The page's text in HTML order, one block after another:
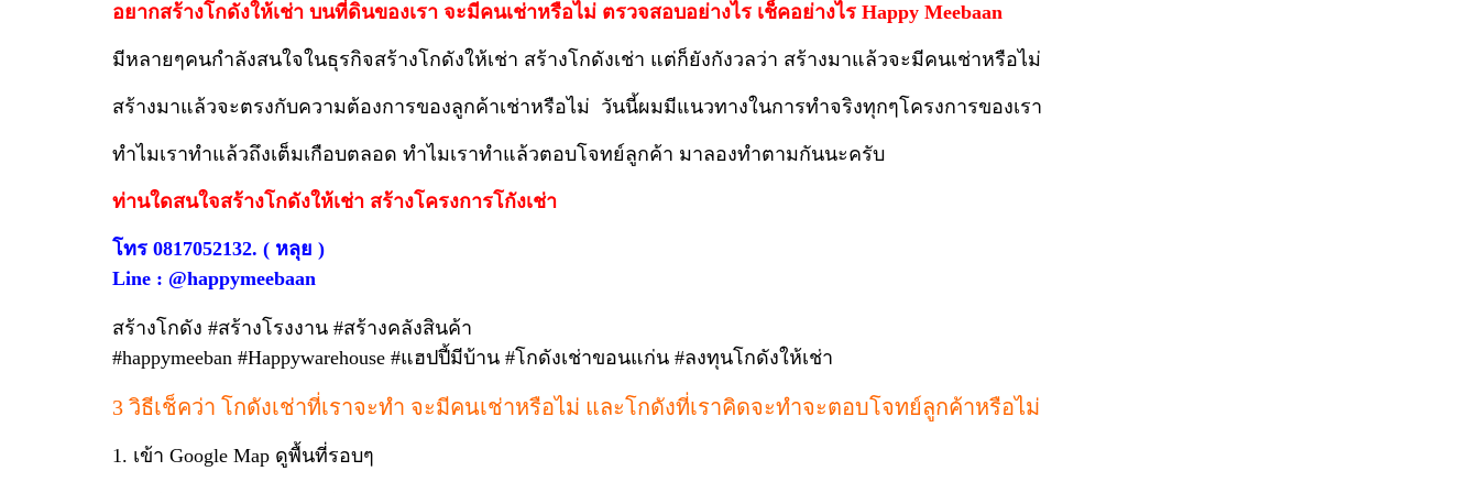
อยากสร้างโกดังให้เช่า บนที่ดินของเรา จะมีคนเช่าหรือไม่ ตรวจสอบอย่างไร เช็คอย่างไร Happy Meebaan
มีหลายๆคนกำลังสนใจในธุรกิจสร้างโกดังให้เช่า สร้างโกดังเช่า แต่ก็ยังกังวลว่า สร้างมาแล้วจะมีคนเช่าหรือไม่
สร้างมาแล้วจะตรงกับความต้องการของลูกค้าเช่าหรือไม่ วันนี้ผมมีแนวทางในการทำจริงทุกๆโครงการของเรา
ทำไมเราทำแล้วถึงเต็มเกือบตลอด ทำไมเราทำแล้วตอบโจทย์ลูกค้า มาลองทำตามกันนะครับ
ท่านใดสนใจสร้างโกดังให้เช่า สร้างโครงการโกังเช่า
โทร 0817052132. ( หลุย )
Line : @happymeebaan
สร้างโกดัง #สร้างโรงงาน #สร้างคลังสินค้า
#happymeeban #Happywarehouse #แฮปปี้มีบ้าน #โกดังเช่าขอนแก่น #ลงทุนโกดังให้เช่า
3 วิธีเช็คว่า โกดังเช่าที่เราจะทำ จะมีคนเช่าหรือไม่ และโกดังที่เราคิดจะทำจะตอบโจทย์ลูกค้าหรือไม่
1. เข้า Google Map ดูพื้นที่รอบๆ